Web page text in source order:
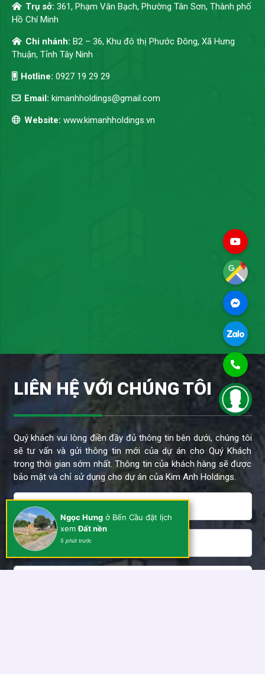
LIÊN HỆ VỚI CHÚNG TÔI
Quý khách vui lòng điền đầy đủ thông tin bên dưới, chúng tôi
sẽ tư vấn và gửi thông tin mới của dự án cho Quý Khách
trong thời gian sớm nhất. Thông tin của khách hàng sẽ được
bảo mật và chỉ sử dụng cho dự án của Kim Anh Holdings.
Trụ sở: 361, Phạm Văn Bạch, Phường Tân Sơn, Thành phố
Hồ Chí Minh
Chi nhánh: B2 – 36, Khu đô thị Phước Đông, Xã Hưng
Thuận, Tỉnh Tây Ninh
Hotline: 0927 19 29 29
Email: kimanhholdings@gmail.com
Website: www.kimanhholdings.vn
Ngọc Hưng ở Bến Cầu đặt lịch
xemĐất nền
5 phút trước